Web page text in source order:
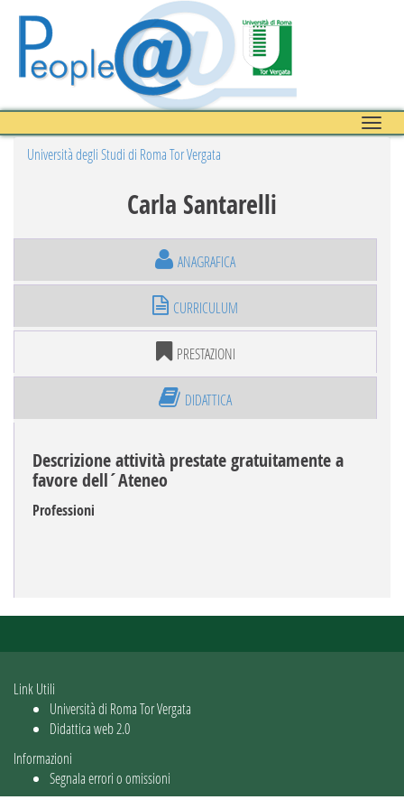
Toggle
Università degli Studi di Roma Tor Vergata
Carla Santarelli
ANAGRAFICA
CURRICULUM
PRESTAZIONI
DIDATTICA
Descrizione attività prestate gratuitamente a
favore dell´Ateneo
Professioni
Link Utili
Università di Roma Tor Vergata
Didattica web 2.0
Informazioni
Segnala errori o omissioni